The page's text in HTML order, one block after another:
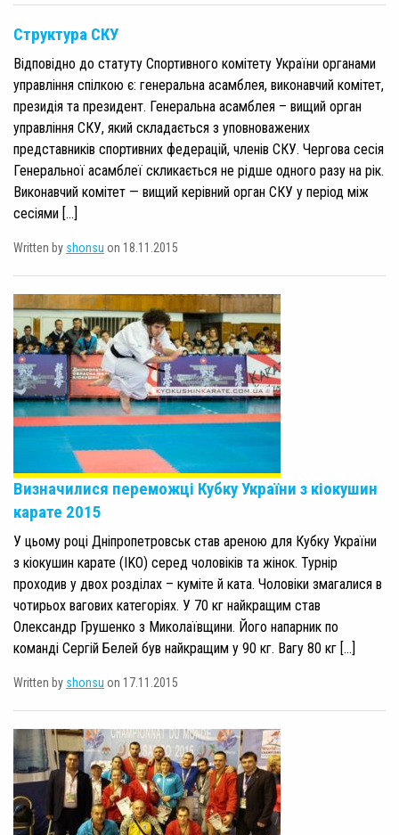
Структура СКУ
Відповідно до статуту Спортивного комітету України органами
управління спілкою є: генеральна асамблея, виконавчий комітет,
президія та президент. Генеральна асамблея – вищий орган
управління СКУ, який складається з уповноважених
представників спортивних федерацій, членів СКУ. Чергова сесія
Генеральної асамблеї скликається не рідше одного разу на рік.
Виконавчий комітет — вищий керівний орган СКУ у період між
сесіями […]
Written by shonsu on 18.11.2015
Визначилися переможці Кубку України з кіокушин
карате 2015
У цьому році Дніпропетровськ став ареною для Кубку України
з кіокушин карате (IKO) серед чоловіків та жінок. Турнір
проходив у двох розділах – куміте й ката. Чоловіки змагалися в
чотирьох вагових категоріях. У 70 кг найкращим став
Олександр Грушенко з Миколаївщини. Його напарник по
команді Сергій Белей був найкращим у 90 кг. Вагу 80 кг […]
Written by shonsu on 17.11.2015